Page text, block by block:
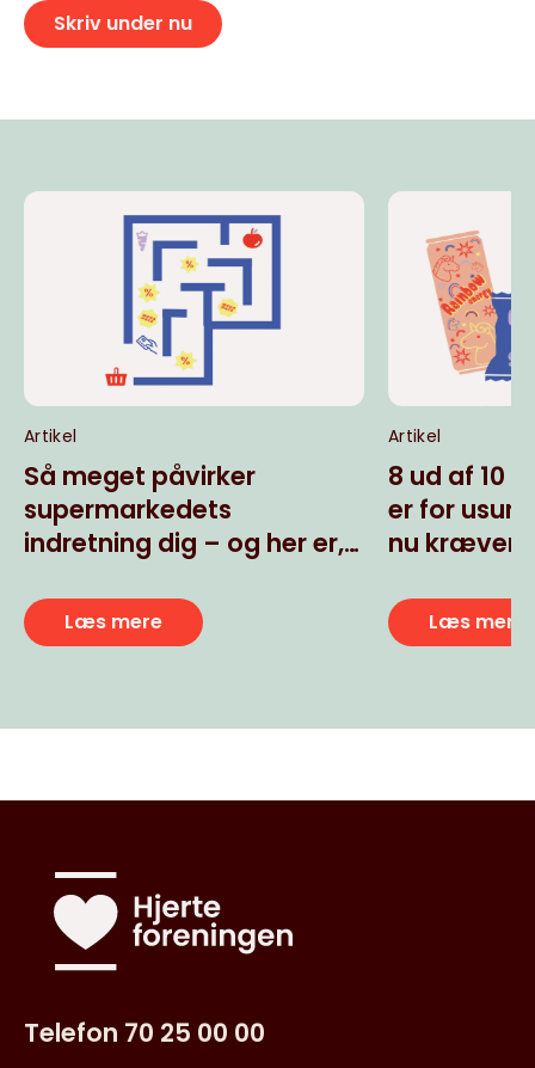
Skriv under nu
Artikel
Så meget påvirker
supermarkedets
indretning dig – og her er,
problemet
Læs mere
Artikel
8 ud af 10
er for
nu kræver
Læs mere
Telefon 70 25 00 00